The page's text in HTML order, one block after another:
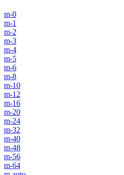
m-0
m-1
m-2
m-3
m-4
m-5
m-6
m-8
m-10
m-12
m-16
m-20
m-24
m-32
m-40
m-48
m-56
m-64